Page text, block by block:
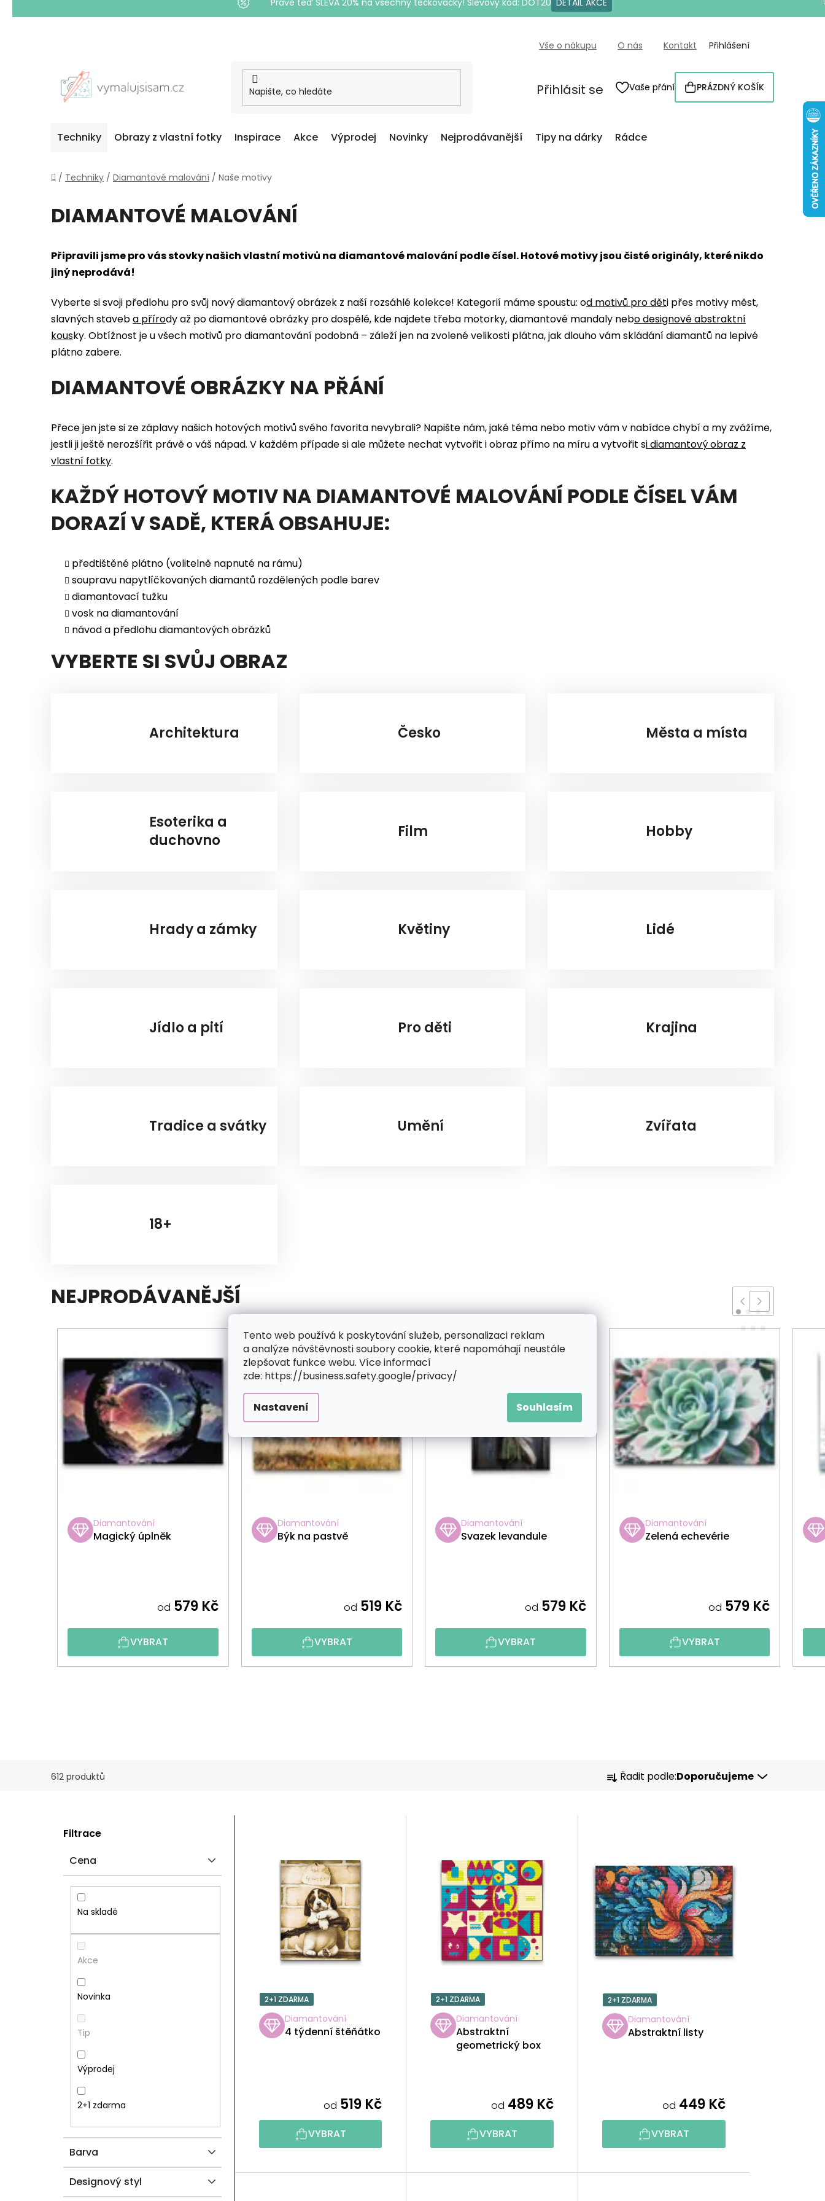
Tento web používá k poskytování služeb, personalizaci reklam
a analýze návštěvnosti soubory cookie, které napomáhají neustále
zlepšovat funkce webu. Více informací
zde: https://business.safety.google/privacy/
Nastavení Souhlasím
Právě teď SLEVA 20% na všechny tečkovačky! Slevový kód: DOT20 DETAIL AKCE
Vše o nákupu O nás Kontakt Přihlášení
Přihlásit se Vaše přání
NÁKUPNÍ
KOŠÍK
PRÁZDNÝ KOŠÍK
Techniky Obrazy z vlastní fotky Inspirace Akce Výprodej Novinky Nejprodávanější Tipy na dárky Rádce
Domů
/ Techniky / Diamantové malování / Naše motivy
DIAMANTOVÉ MALOVÁNÍ
Připravili jsme pro vás stovky našich vlastní motivů na diamantové malování podle čísel. Hotové motivy jsou čisté originály, které nikdo
jiný neprodává!
Vyberte si svoji předlohu pro svůj nový diamantový obrázek z naší rozsáhlé kolekce! Kategorií máme spoustu: od motivů pro děti přes motivy měst,
slavných staveba přírodyaž po diamantové obrázky pro dospělé, kde najdete třeba motorky, diamantové mandaly nebodesignové abstraktní
kousky. Obtížnost je u všech motivů pro diamantování podobná – záleží jen na zvolené velikosti plátna, jak dlouho vám skládání diamantů na lepivé
plátno zabere.
DIAMANTOVÉ OBRÁZKY NA PŘÁNÍ
Přece jen jste si ze záplavy našich hotových motivů svého favorita nevybrali? Napište nám, jaké téma nebo motiv vám v nabídce chybí a my zvážíme,
jestli ji ještě nerozšířit právě o váš nápad. V každém případe si ale můžete nechat vytvořit i obraz přímo na míru a vytvořit sidiamantový obraz z
vlastní fotky.
KAŽDÝ HOTOVÝ MOTIV NA DIAMANTOVÉ MALOVÁNÍ PODLE ČÍSEL VÁM
DORAZÍ V SADĚ, KTERÁ OBSAHUJE:
předtištěné plátno (volitelně napnuté na rámu)
soupravu napytlíčkovaných diamantů rozdělených podle barev
diamantovací tužku
vosk na diamantování
návod a předlohu diamantových obrázků
VYBERTE SI SVŮJ OBRAZ
Architektura Česko Města a místa
Esoterika a
duchovno
Film Hobby
Hrady a zámky Květiny Lidé
Jídlo a pití Pro děti Krajina
Tradice a svátky Umění Zvířata
18+
NEJPRODÁVANĚJŠÍ
Diamantování
Magický úplněk
od 579 Kč
VYBRAT
Diamantování
Býk na pastvě
od 519 Kč
VYBRAT
Diamantování
Svazek levandule
od 579 Kč
VYBRAT
Diamantování
Zelená echevérie
od 579 Kč
VYBRAT
612 produktů
Ř
N
Í
P
R
O
D
U
Ů
Řadit podle:Doporučujeme
Filtrace
Cena
Na skladě
Akce
Novinka
Tip
Výprodej
2+1 zdarma
Barva
Designový styl
2+1 ZDARMA
Diamantování
4 týdenní štěňátko
od 519 Kč
VYBRAT
2+1 ZDARMA
Diamantování
Abstraktní
geometrický box
od 489 Kč
VYBRAT
2+1 ZDARMA
Diamantování
Abstraktní listy
od 449 Kč
VYBRAT